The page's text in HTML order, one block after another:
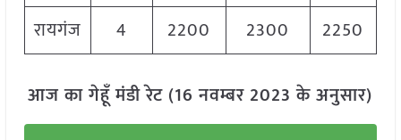
रायगंज
4 2200 2300 2250
आज का गेहूँ मंडी रेट (16 नवम्बर 2023 के अनुसार)